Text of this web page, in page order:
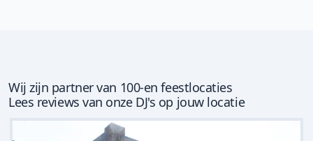
Wij zijn partner van 100-en feestlocaties
Lees reviews van onze DJ's op jouw locatie